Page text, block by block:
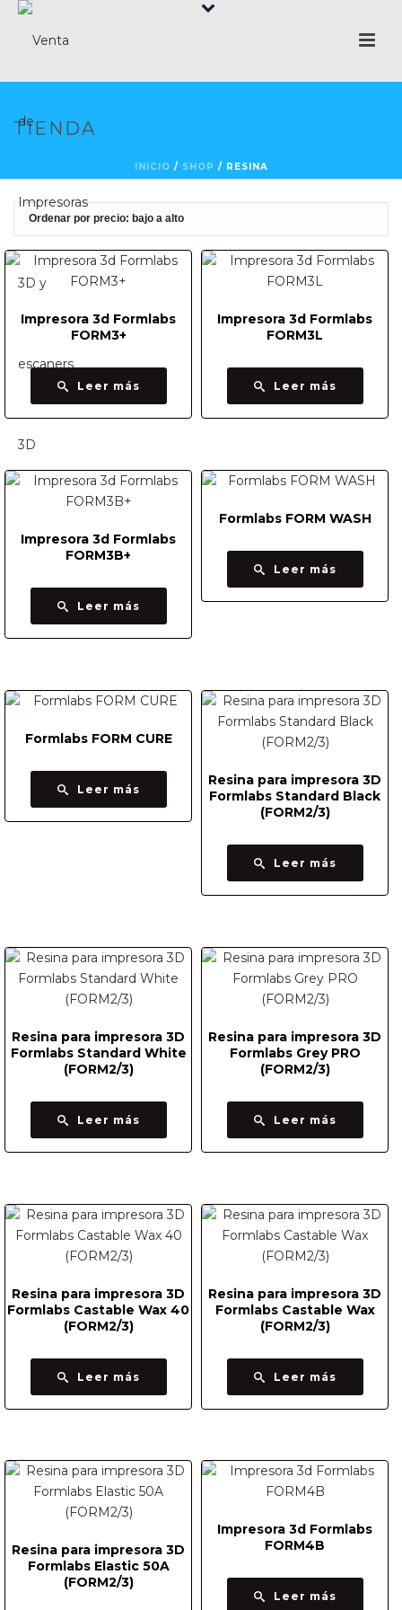
TIENDA
INICIO / SHOP / RESINA
Impresora 3d Formlabs
FORM3+
Leer más
Impresora 3d Formlabs
FORM3L
Leer más
Impresora 3d Formlabs
FORM3B+
Leer más
Formlabs FORM WASH
Leer más
Formlabs FORM CURE
Leer más
Resina para impresora 3D
Formlabs Standard Black
(FORM2/3)
Leer más
Resina para impresora 3D
Formlabs Standard White
(FORM2/3)
Leer más
Resina para impresora 3D
Formlabs Grey PRO
(FORM2/3)
Leer más
Resina para impresora 3D
Formlabs Castable Wax 40
(FORM2/3)
Leer más
Resina para impresora 3D
Formlabs Castable Wax
(FORM2/3)
Leer más
Resina para impresora 3D
Formlabs Elastic 50A
(FORM2/3)
Impresora 3d Formlabs
FORM4B
Leer más